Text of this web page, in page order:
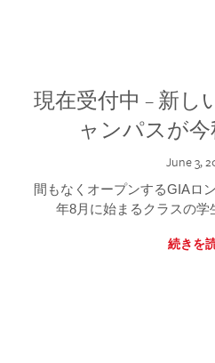
現在受付中 – 新し
ャンパスが
June 3,
間もなくオープンするGIAロ
年8月に始まるクラスの学
続きを